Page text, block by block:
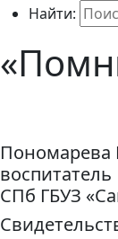
Найти:
Пономарева
воспитатель
СПб ГБУЗ